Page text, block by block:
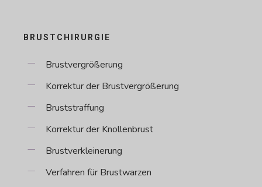
BRUSTCHIRURGIE
Brustvergrößerung
Korrektur der Brustvergrößerung
Bruststraffung
Korrektur der Knollenbrust
Brustverkleinerung
Verfahren für Brustwarzen